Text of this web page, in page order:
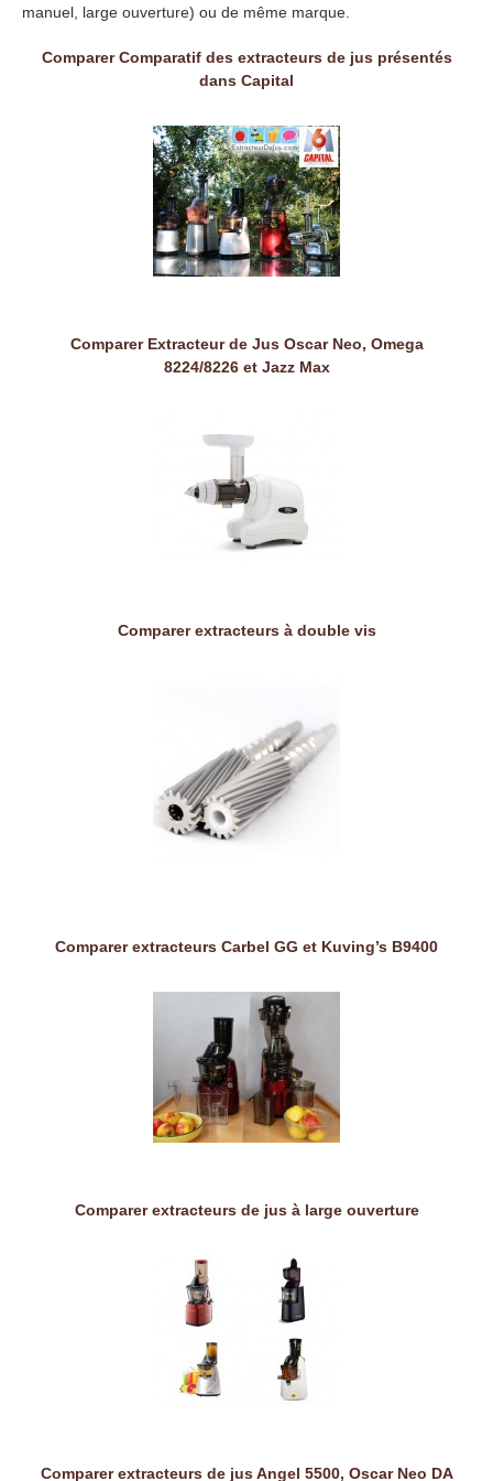
manuel, large ouverture) ou de même marque.
Comparer Comparatif des extracteurs de jus présentés
dans Capital
Comparer Extracteur de Jus Oscar Neo, Omega
8224/8226 et Jazz Max
Comparer extracteurs à double vis
Comparer extracteurs Carbel GG et Kuving’s B9400
Comparer extracteurs de jus à large ouverture
Comparer extracteurs de jus Angel 5500, Oscar Neo DA